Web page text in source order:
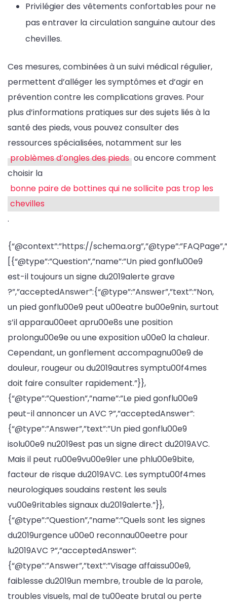
Privilégier des vêtements confortables pour ne
pas entraver la circulation sanguine autour des
chevilles.
Ces mesures, combinées à un suivi médical régulier,
permettent d’alléger les symptômes et d’agir en
prévention contre les complications graves. Pour
plus d’informations pratiques sur des sujets liés à la
santé des pieds, vous pouvez consulter des
ressources spécialisées, notamment sur les
problèmes d’ongles des pieds ou encore comment
choisir la
bonne paire de bottines qui ne sollicite pas trop les
chevilles
.
{“@context”:”https://
[{“@type”:”Question”,”name”:”Un pied gonflu00e9
est-il toujours un signe du2019alerte grave
?”,”acceptedAnswer”:{“@type”:”Answer”,”text”:”Non,
un pied gonflu00e9 peut u00eatre bu00e9nin, surtout
s’il apparau00eet apru00e8s une position
prolongu00e9e ou une exposition u00e0 la chaleur.
Cependant, un gonflement accompagnu00e9 de
douleur, rougeur ou du2019autres symptu00f4mes
doit faire consulter rapidement.”}},
{“@type”:”Question”,”name”:”Le pied gonflu00e9
peut-il annoncer un AVC ?”,”acceptedAnswer”:
{“@type”:”Answer”,”text”:”Un pied gonflu00e9
isolu00e9 nu2019est pas un signe direct du2019AVC.
Mais il peut ru00e9vu00e9ler une phlu00e9bite,
facteur de risque du2019AVC. Les symptu00f4mes
neurologiques soudains restent les seuls
vu00e9ritables signaux du2019alerte.”}},
{“@type”:”Question”,”name”:”Quels sont les signes
du2019urgence u00e0 reconnau00eetre pour
lu2019AVC ?”,”acceptedAnswer”:
{“@type”:”Answer”,”text”:”Visage affaissu00e9,
faiblesse du2019un membre, trouble de la parole,
troubles visuels, mal de tu00eate brutal ou perte